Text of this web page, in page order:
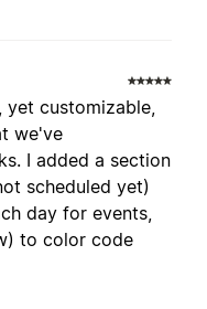
yet customizable,
we've
I added a section
scheduled yet)
day for events,
to color code